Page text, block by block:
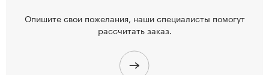
Опишите свои пожелания, нашиспециалисты помогут
рассчитать заказ.